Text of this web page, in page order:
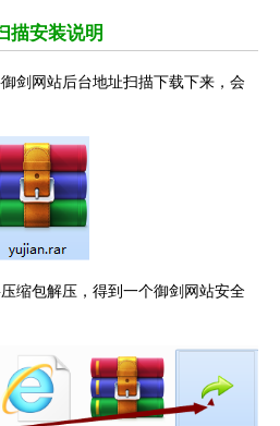
描安装说明
网站后台地址扫描下载下来，会
包解压，得到一个御剑网站安全